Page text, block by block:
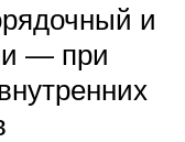
и
— при